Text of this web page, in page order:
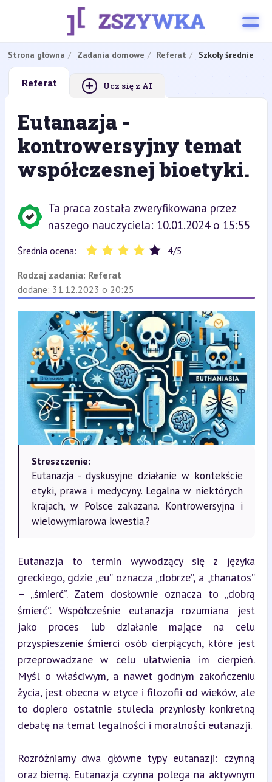
Strona główna Zadania domowe Referat Szkoły średnie
Referat + Ucz się z AI
Eutanazja -
kontrowersyjny temat
współczesnej bioetyki.
Ta praca została zweryfikowana przez
naszego nauczyciela: 10.01.2024 o 15:55
Średnia ocena: 4/5
Rodzaj zadania: Referat
dodane: 31.12.2023 o 20:25
Streszczenie:
Eutanazja - dyskusyjne działanie w kontekście
etyki, prawa i medycyny. Legalna w niektórych
krajach, w Polsce zakazana. Kontrowersyjna i
wielowymiarowa kwestia.?
Eutanazja to termin wywodzący się z języka
greckiego, gdzie „eu” oznacza „dobrze”, a „thanatos”
– „śmierć”. Zatem dosłownie oznacza to „dobrą
śmierć”. Współcześnie eutanazja rozumiana jest
jako proces lub działanie mające na celu
przyspieszenie śmierci osób cierpiących, które jest
przeprowadzane w celu ułatwienia im cierpień.
Myśl o właściwym, a nawet godnym zakończeniu
życia, jest obecna w etyce i filozofii od wieków, ale
to dopiero ostatnie stulecia przyniosły konkretną
debatę na temat legalności i moralności eutanazji.
Rozróżniamy dwa główne typy eutanazji: czynną
oraz bierną. Eutanazja czynna polega na aktywnym